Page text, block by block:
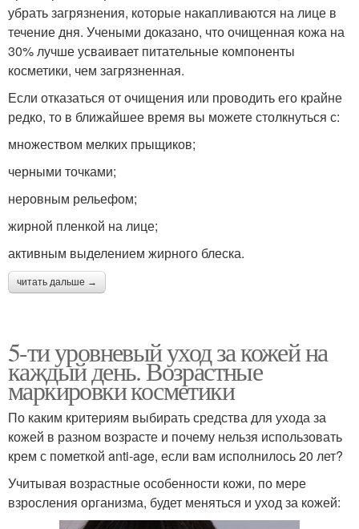
убрать загрязнения, которые накапливаются на лице в
течение дня. Учеными доказано, что очищенная кожа на
30% лучше усваивает питательные компоненты
косметики, чем загрязненная.
Если отказаться от очищения или проводить его крайне
редко, то в ближайшее время вы можете столкнуться с:
множеством мелких прыщиков;
черными точками;
неровным рельефом;
жирной пленкой на лице;
активным выделением жирного блеска.
читать дальше →
5-ти уровневый уход за кожей на
каждый день. Возрастные
маркировки косметики
По каким критериям выбирать средства для ухода за
кожей в разном возрасте и почему нельзя использовать
крем с пометкой anti-age, если вам исполнилось 20 лет?
Учитывая возрастные особенности кожи, по мере
взросления организма, будет меняться и уход за кожей: